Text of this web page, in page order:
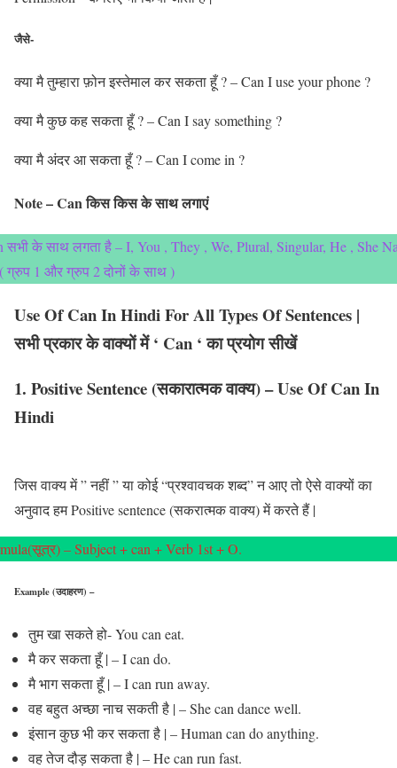
जैसे-
क्या मै तुम्हारा फ़ोन इस्तेमाल कर सकता हूँ ? – Can I use your phone ?
क्या मै कुछ कह सकता हूँ ? – Can I say something ?
क्या मै अंदर आ सकता हूँ ? – Can I come in ?
Note – Can किस किस के साथ लगाएं
सभी के साथ लगता है – I, You , They , We, Plural, Singular, He , She
ग्रुप 1 और ग्रुप 2 दोनों के साथ )
Use Of Can In Hindi For All Types Of Sentences |
सभी प्रकार के वाक्यों में ‘ Can ‘ का प्रयोग सीखें
1. Positive Sentence (सकारात्मक वाक्य) – Use Of Can In
Hindi
जिस वाक्य में ” नहीं ” या कोई “प्रश्वावचक शब्द” न आए तो ऐसे वाक्यों का
अनुवाद हम Positive sentence (सकरात्मक वाक्य) में करते हैं |
– Subject + can + Verb 1st + O.
Example (उदाहरण) –
तुम खा सकते हो- You can eat.
मै कर सकता हूँ | – I can do.
मै भाग सकता हूँ | – I can run away.
वह बहुत अच्छा नाच सकती है | – She can dance well.
इंसान कुछ भी कर सकता है | – Human can do anything.
वह तेज दौड़ सकता है | – He can run fast.